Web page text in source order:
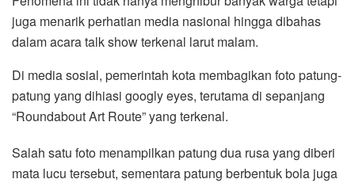
juga menarik perhatian media nasional hingga dibahas
dalam acara talk show terkenal larut malam.
Di media sosial, pemerintah kota membagikan foto patung-
patung yang dihiasi googly eyes, terutama di sepanjang
“Roundabout Art Route” yang terkenal.
Salah satu foto menampilkan patung dua rusa yang diberi
mata lucu tersebut, sementara patung berbentuk bola juga